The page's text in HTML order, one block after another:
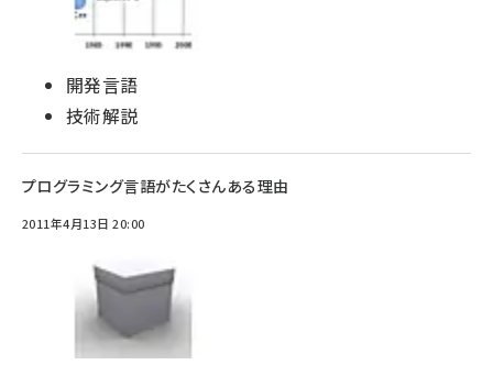
開発言語
技術解説
プログラミング言語がたくさんある理由
2011年4月13日 20:00